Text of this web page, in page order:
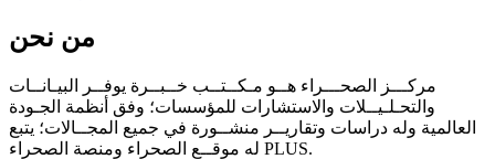
من نحن
مركـــز الصحـــراء هــو مـكــتــب خــبــرة يوفــر البيـانــات
والتحـلـيــلات والاستشارات للمؤسسات؛ وفق أنظمة الجـودة
العالمية وله دراسات وتقاريــر منشــورة في جميع المجــالات؛ يتبع
له موقــع الصحراء ومنصة الصحراء PLUS.